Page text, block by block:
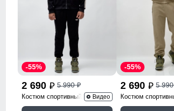
2 690 p 5 990p
-55%
Костюм спортивный 330ChВидео
2 690 p 5
-55%
Костюм